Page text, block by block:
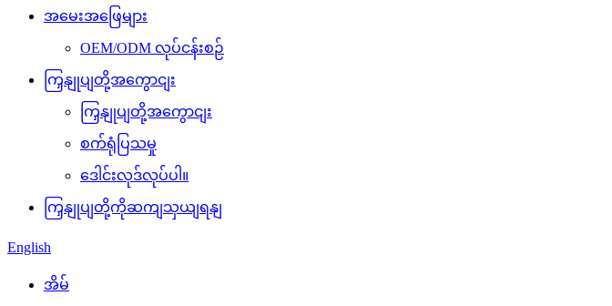
အမေးအဖြေများ
OEM/ODM လုပ်ငန်းစဉ်
ကြှနျုပျတို့အကွောငျး
ကြှနျုပျတို့အကွောငျး
စက်ရုံပြသမှု
ဒေါင်းလုဒ်လုပ်ပါ။
ကြှနျုပျတို့ကိုဆကျသှယျရနျ
English
အိမ်